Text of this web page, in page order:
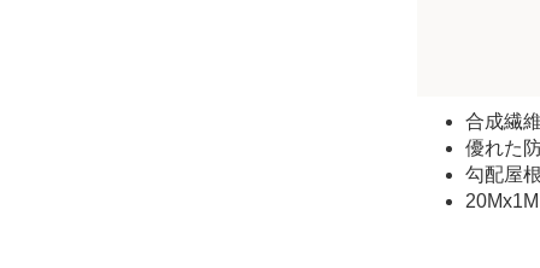
合成繊
優れた
勾配屋